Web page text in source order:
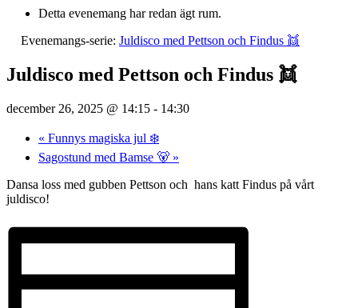
Detta evenemang har redan ägt rum.
Evenemangs-serie: Juldisco med Pettson och Findus 👯
Juldisco med Pettson och Findus 👯
december 26, 2025 @ 14:15 - 14:30
« Funnys magiska jul ❄️
Sagostund med Bamse 🐻 »
Dansa loss med gubben Pettson och hans katt Findus på vårt
juldisco!